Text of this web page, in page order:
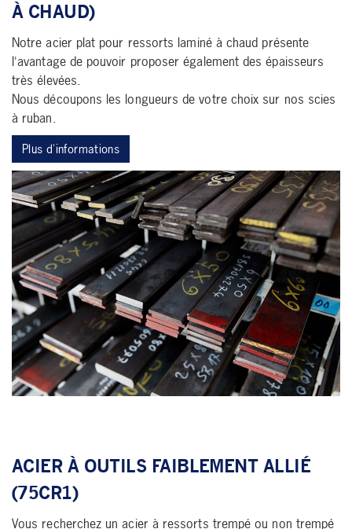
À CHAUD)
Notre acier plat pour ressorts laminé à chaud présente
l'avantage de pouvoir proposer également des épaisseurs
très élevées.
Nous découpons les longueurs de votre choix sur nos scies
à ruban.
Plus d'informations
ACIER À OUTILS FAIBLEMENT ALLIÉ
(75CR1)
Vous recherchez un acier à ressorts trempé ou non trempé